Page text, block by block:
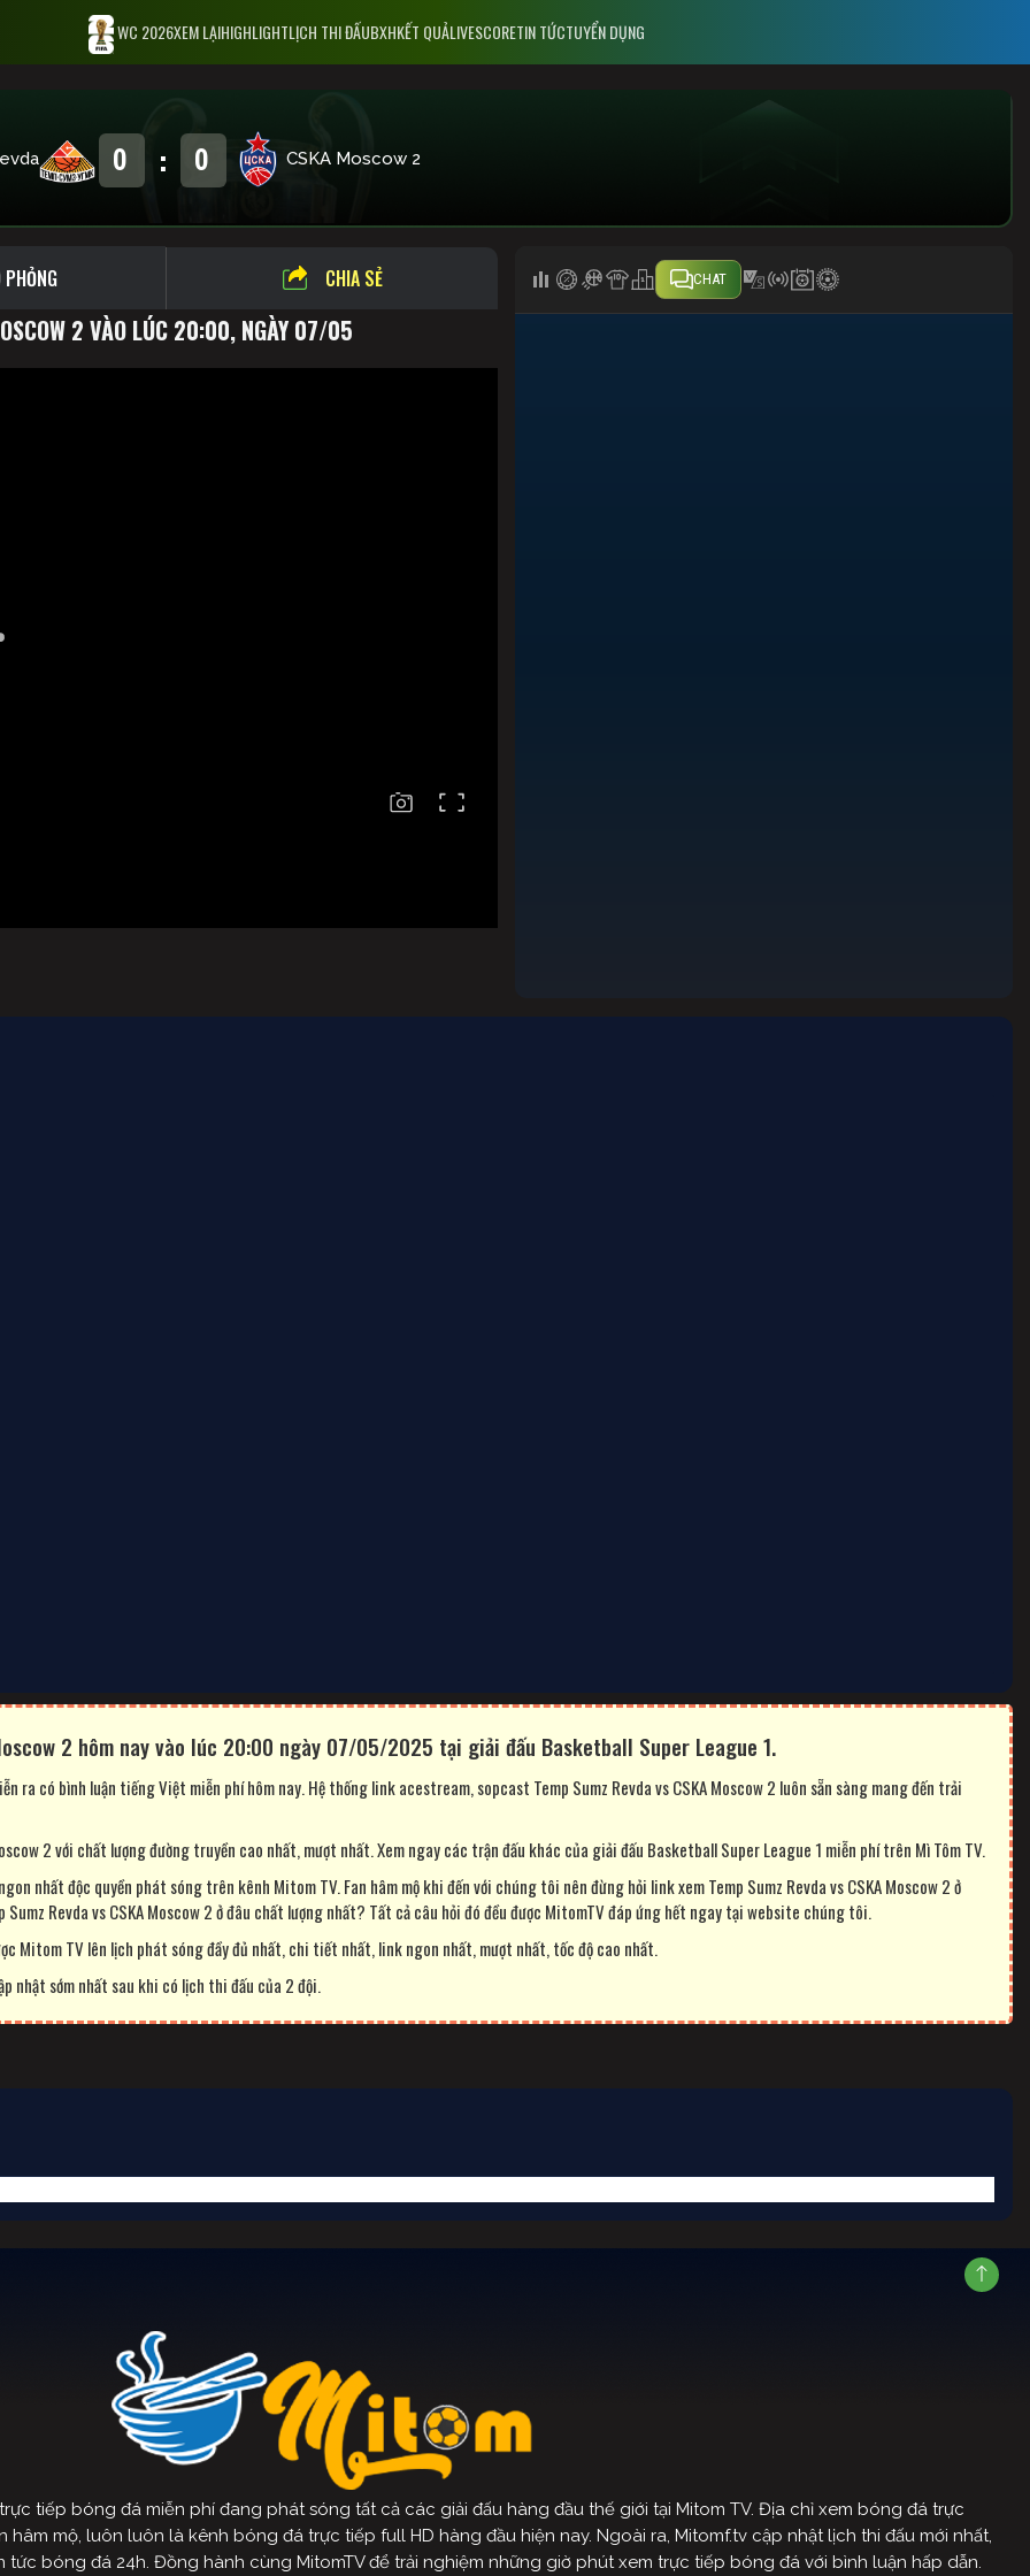
WC 2026XEM LẠIHIGHLIGHTLỊCH THI ĐẤUBXHKẾT QUẢLIVESCORETIN TỨCTUYỂN DỤNG
0 : 0 CSKA Moscow 2
PHỎNG CHIA SẺ
2 VÀO LÚC 20:00, NGÀY 07/05
CHAT
2 hôm nay vào lúc 20:00 ngày 07/05/2025 tại giải đấu Basketball Super League 1.
ra có bình luận tiếng Việt miễn phí hôm nay. Hệ thống link acestream, sopcast Temp Sumz Revda vs CSKA Moscow 2 luôn sẵn sàng mang đến trải
2 với chất lượng đường truyền cao nhất, mượt nhất. Xem ngay các trận đấu khác của giải đấu Basketball Super League 1 miễn phí trên Mì Tôm TV.
nhất độc quyền phát sóng trên kênh Mitom TV. Fan hâm mộ khi đến với chúng tôi nên đừng hỏi link xem Temp Sumz Revda vs CSKA Moscow 2 ở
Revda vs CSKA Moscow 2 ở đâu chất lượng nhất? Tất cả câu hỏi đó đều được MitomTV đáp ứng hết ngay tại website chúng tôi.
Mitom TV lên lịch phát sóng đầy đủ nhất, chi tiết nhất, link ngon nhất, mượt nhất, tốc độ cao nhất.
nhật sớm nhất sau khi có lịch thi đấu của 2 đội.
tiếp bóng đá miễn phí đang phát sóng tất cả các giải đấu hàng đầu thế giới tại Mitom TV. Địa chỉ xem bóng đá trực
mộ, luôn luôn là kênh bóng đá trực tiếp full HD hàng đầu hiện nay. Ngoài ra, Mitomf.tv cập nhật lịch thi đấu mới nhất,
bóng đá 24h. Đồng hành cùng MitomTV để trải nghiệm những giờ phút xem trực tiếp bóng đá với bình luận hấp dẫn.